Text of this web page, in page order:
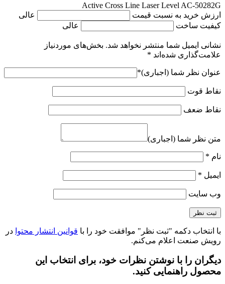
Active Cross Line Laser Level AC-50282G
ارزش خرید به نسبت قیمت
عالی
کیفیت ساخت
عالی
نشانی ایمیل شما منتشر نخواهد شد. بخش‌های موردنیاز
علامت‌گذاری شده‌اند *
عنوان نظر شما (اجباری)*
نقاط قوت
نقاط ضعف
متن نظر شما (اجباری)
نام *
ایمیل *
وب‌ سایت
با انتخاب دکمه "ثبت نظر" موافقت خود را با قوانین انتشار محتوا در
رویش صنعت اعلام می‌کنم.
دیگران را با نوشتن نظرات خود، برای انتخاب این
محصول راهنمایی کنید.